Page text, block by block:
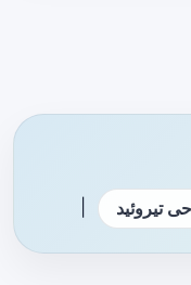
تیروئید